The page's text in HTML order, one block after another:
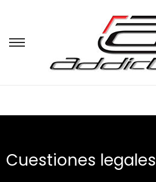
Cuestiones legales